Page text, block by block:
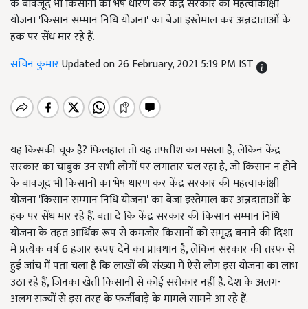
के बावजूद भी किसानों का भेष धारण कर केंद्र सरकार की महत्वाकांक्षी
योजना 'किसान सम्मान निधि योजना' का बेजा इस्तेमाल कर अन्नदाताओं के
हक पर सेंध मार रहे हैं.
सचिन कुमारUpdated on 26 February, 2021 5:19 PM IST
यह किसकी चूक है? फिलहाल तो यह तफ्तीश का मसला है, लेकिन केंद्र
सरकार का चाबुक उन सभी लोगों पर लगातार चल रहा है, जो किसान न होने
के बावजूद भी किसानों का भेष धारण कर केंद्र सरकार की महत्वाकांक्षी
योजना 'किसान सम्मान निधि योजना' का बेजा इस्तेमाल कर अन्नदाताओं के
हक पर सेंध मार रहे हैं. बता दें कि केंद्र सरकार की किसान सम्मान निधि
योजना के तहत आर्थिक रूप से कमजोर किसानों को समृद्ध बनाने की दिशा
में प्रत्येक वर्ष 6 हजार रूपए देने का प्रावधान है, लेकिन सरकार की तरफ से
हुई जांच में पता चला है कि लाखों की संख्या में ऐसे लोग इस योजना का लाभ
उठा रहे हैं, जिनका खेती किसानी से कोई सरोकार नहीं है. देश के अलग-
अलग राज्यों से इस तरह के फर्जीवाड़े के मामले सामने आ रहे हैं.